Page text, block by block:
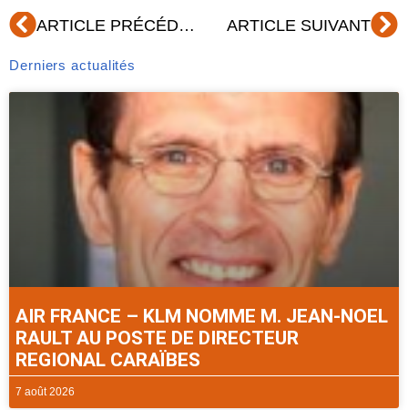
Précédent ARTICLE PRÉCÉDENT ARTICLE SUIVANT
Derniers actualités
AIR FRANCE – KLM NOMME M. JEAN-NOEL
RAULT AU POSTE DE DIRECTEUR
REGIONAL CARAÏBES
7 août 2026